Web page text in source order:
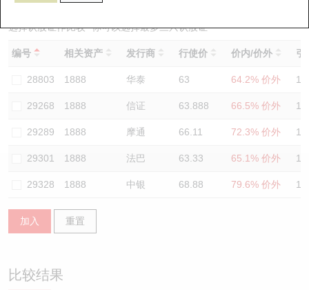
选择认股证作比较*你可以选择最多三只认股证
编号 相关资产 发行商 行使价 价内/价外 引
28803 1888 华泰 63 64.2% 价外
29268 1888 信证 63.888 66.5% 价外
29289 1888 摩通 66.11 72.3% 价外
29301 1888 法巴 63.33 65.1% 价外
29328 1888 中银 68.88 79.6% 价外
加入 重置
比较结果
认股证分析仪
认股证速算机
认股证/牛熊证日志
认股证文件及公告
新发行瑞银牛熊证
已收回牛熊证剩余价值
牛熊证到期结算价查找
牛熊证分析仪
牛熊证文件及公告
牛熊证文件及公告 (瑞信)
街货统计
三十大平均引伸波幅
科指成份股
相关资产沽空
中资ETFs溢价比较
AH 股价对照
ADR
收市竞价变化
牛熊证投资者教育
认股证牛熊证常问问题